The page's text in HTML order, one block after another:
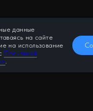
данные
на сайте
на использование
Политикой